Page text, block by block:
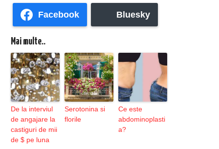
Facebook Bluesky
Mai multe..
De la interviul
de angajare la
castiguri de mii
de $ pe luna
Serotonina si
florile
Ce este
abdominoplasti
a?